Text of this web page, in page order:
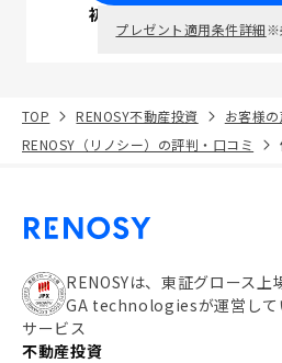
初回面談で ポイ
プレゼント適用条件詳細※
TOP RENOSY不動産投資
お客様の
RENOSY（リノシー）の評判・口コミ
RENOSYは、東証グロース上
GA technologiesが運営して
サービス
不動産投資